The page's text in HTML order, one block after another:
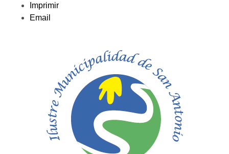
Imprimir
Email